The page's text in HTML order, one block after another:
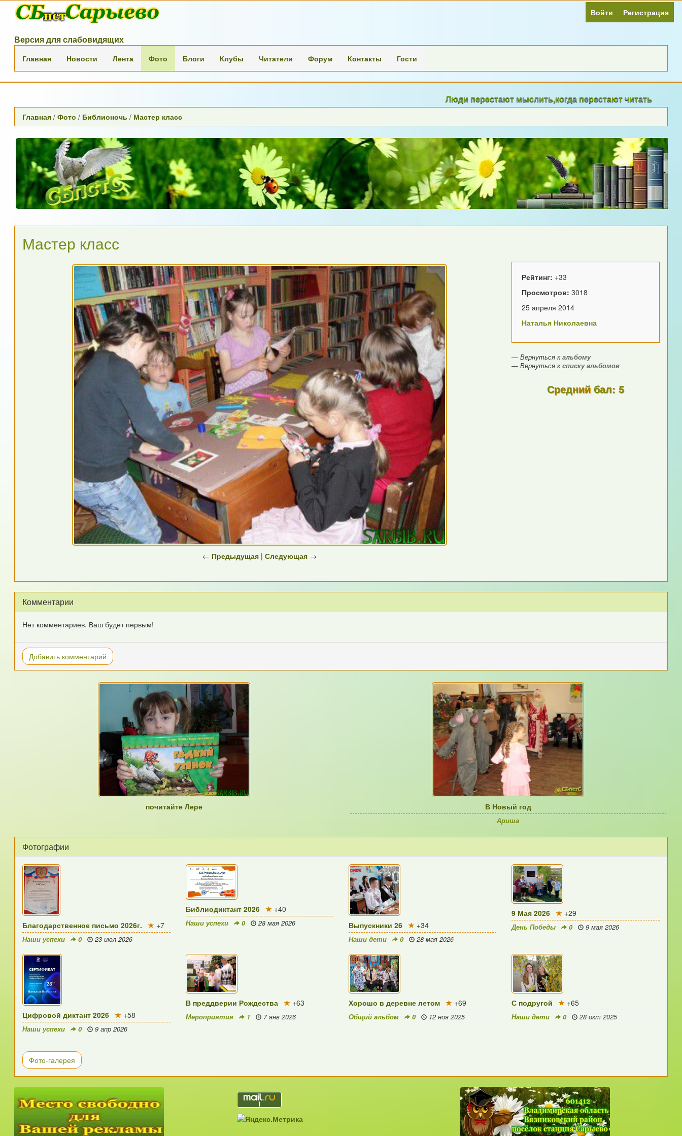
Войти Регистрация
Версия для слабовидящих
Главная Новости Лента Фото Блоги Клубы Читатели Форум Контакты Гости
Люди перестают мыслить,когда перестают читать
Главная /Фото / Библионочь / Мастер класс
Мастер класс
← Предыдущая| Следующая→
Рейтинг: +33
Просмотров:3018
25 апреля 2014
Наталья Николаевна
— Вернуться кальбому
— Вернуться ксписку альбомов
Средний бал: 5
Комментарии
Нет комментариев. Ваш будет первым!
Добавить комментарий
почитайте Лере В Новый год
Ариша
Фотографии
Благодарственное письмо 2026г. +7
Наши успехи 0 23 июл 2026
Библиодиктант 2026 +40
Наши успехи 0 28 мая 2026 Выпускники 26 +34
Наши дети 0 28 мая 2026
9 Мая 2026 +29
День Победы 0 9 мая 2026
Цифровой диктант 2026 +58
Наши успехи 0 9 апр 2026
В преддверии Рождества +63
Мероприятия 1 7 янв 2026
Хорошо в деревне летом +69
Общий альбом 0 12 ноя 2025
С подругой +65
Наши дети 0 28 окт 2025
Фото-галерея